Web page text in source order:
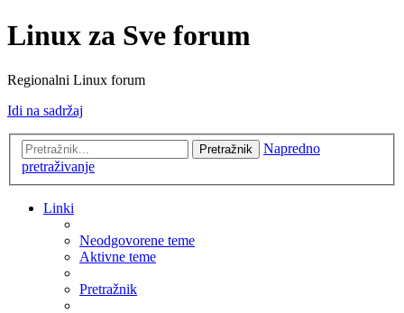
Linux za Sve forum
Regionalni Linux forum
Idi na sadržaj
Pretražnik
Napredno
pretraživanje
Linki
Neodgovorene teme
Aktivne teme
Pretražnik